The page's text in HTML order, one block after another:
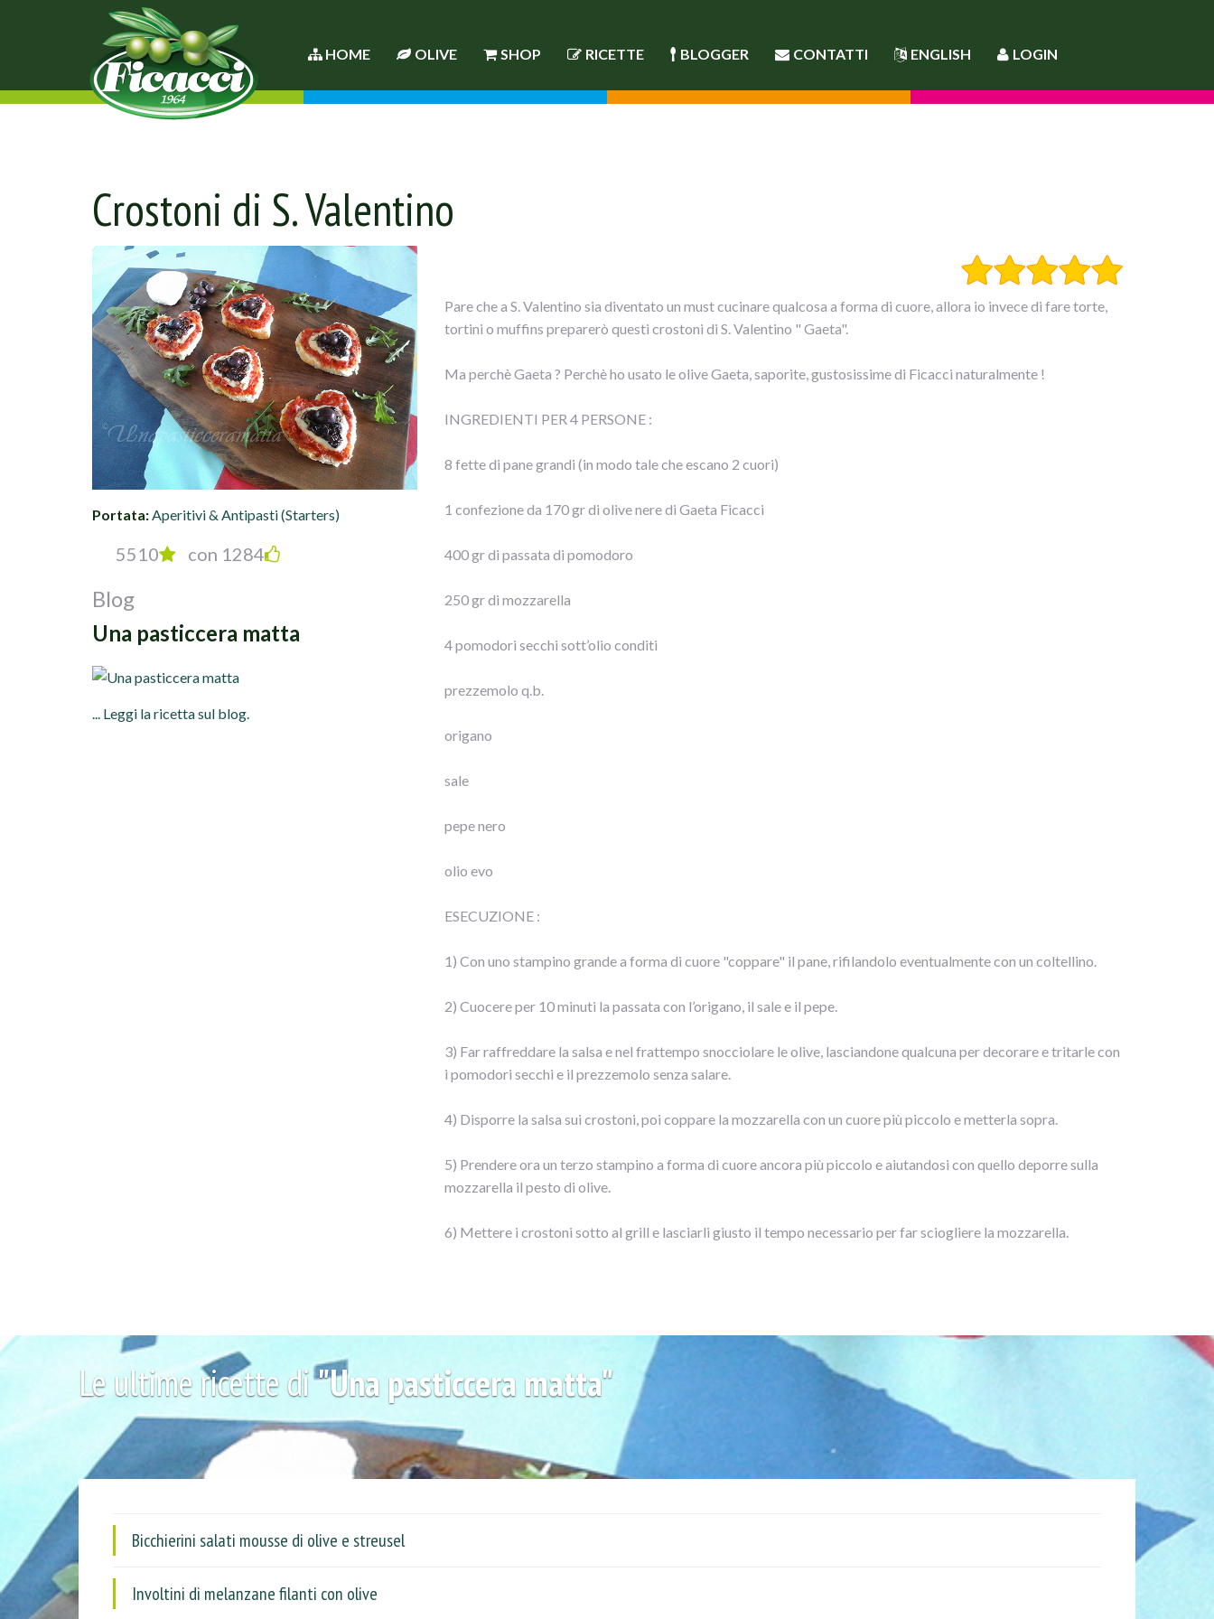
HOME OLIVE SHOP RICETTE BLOGGER CONTATTI ENGLISH LOGIN
Crostoni di S. Valentino
Portata:Aperitivi & Antipasti (Starters)
5510 con 1284
Blog
Una pasticcera matta
... Leggi la ricetta sul blog.
Pare che a S. Valentino sia diventato un must cucinare qualcosa a forma di cuore, allora io invece di fare torte,
tortini o muffins preparerò questi crostoni di S. Valentino " Gaeta".
Ma perchè Gaeta ? Perchè ho usato le olive Gaeta, saporite, gustosissime di Ficacci naturalmente !
INGREDIENTI PER 4 PERSONE :
8 fette di pane grandi (in modo tale che escano 2 cuori)
1 confezione da 170 gr di olive nere di Gaeta Ficacci
400 gr di passata di pomodoro
250 gr di mozzarella
4 pomodori secchi sott’olio conditi
prezzemolo q.b.
origano
sale
pepe nero
olio evo
ESECUZIONE :
1) Con uno stampino grande a forma di cuore "coppare" il pane, rifilandolo eventualmente con un coltellino.
2) Cuocere per 10 minuti la passata con l’origano, il sale e il pepe.
3) Far raffreddare la salsa e nel frattempo snocciolare le olive, lasciandone qualcuna per decorare e tritarle con
i pomodori secchi e il prezzemolo senza salare.
4) Disporre la salsa sui crostoni, poi coppare la mozzarella con un cuore più piccolo e metterla sopra.
5) Prendere ora un terzo stampino a forma di cuore ancora più piccolo e aiutandosi con quello deporre sulla
mozzarella il pesto di olive.
6) Mettere i crostoni sotto al grill e lasciarli giusto il tempo necessario per far sciogliere la mozzarella.
Le ultime ricette di"Una pasticcera matta"
Bicchierini salati mousse di olive e streusel
Involtini di melanzane filanti con olive